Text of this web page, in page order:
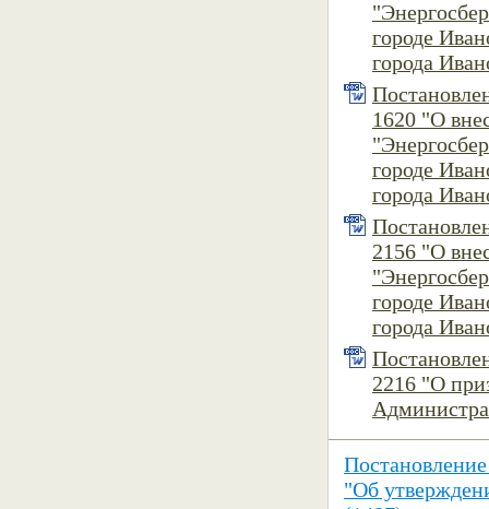
городе
города
1620 "О
городе
города
2156 "О
городе
города
2216 "О
"Об